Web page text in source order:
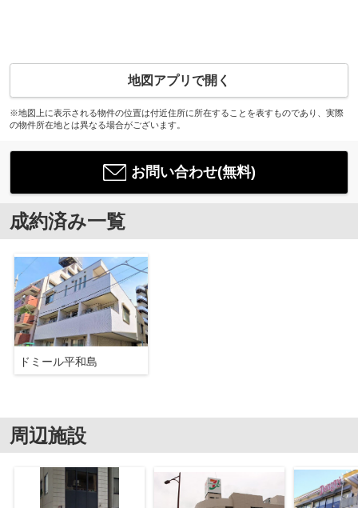
地図アプリで開く
※地図上に表示される物件の位置は付近住所に所在することを表すものであり、実際
の物件所在地とは異なる場合がございます。
お問い合わせ(無料)
成約済み一覧
ドミール平和島
周辺施設